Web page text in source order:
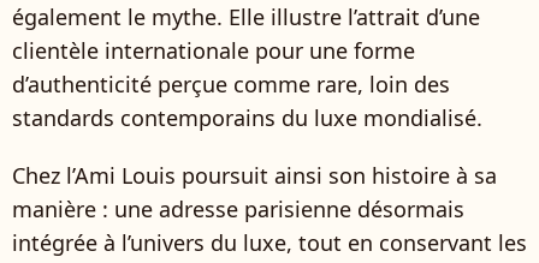
également le mythe. Elle illustre l’attrait d’une
clientèle internationale pour une forme
d’authenticité perçue comme rare, loin des
standards contemporains du luxe mondialisé.
Chez l’Ami Louis poursuit ainsi son histoire à sa
manière : une adresse parisienne désormais
intégrée à l’univers du luxe, tout en conservant les